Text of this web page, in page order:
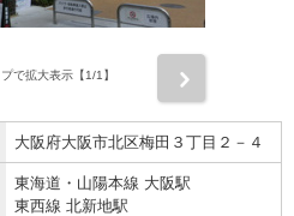
で拡大表示【1/1】
大阪府大阪市北区梅田３丁目２－４
東海道・山陽本線 大阪駅
東西線 北新地駅